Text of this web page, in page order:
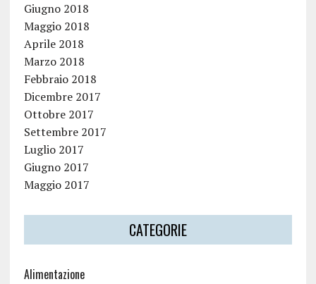
Giugno 2018
Maggio 2018
Aprile 2018
Marzo 2018
Febbraio 2018
Dicembre 2017
Ottobre 2017
Settembre 2017
Luglio 2017
Giugno 2017
Maggio 2017
CATEGORIE
Alimentazione